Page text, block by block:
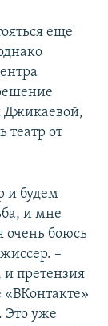
еще
Джикаевой,
театр от
и будем
и мне
очень боюсь
–
претензия
«ВКонтакте»
Это уже